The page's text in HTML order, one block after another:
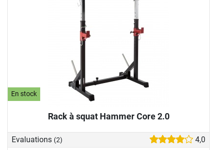
En stock
Rack à squat Hammer Core 2.0
Evaluations (2) 4,0